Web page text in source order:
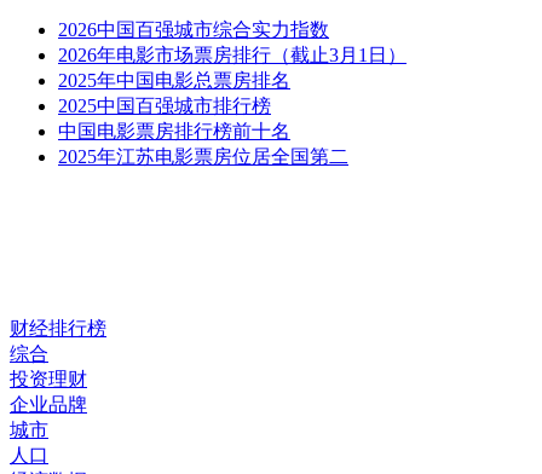
2026中国百强城市综合实力指数
2026年电影市场票房排行（截止3月1日）
2025年中国电影总票房排名
2025中国百强城市排行榜
中国电影票房排行榜前十名
2025年江苏电影票房位居全国第二
财经排行榜
综合
投资理财
企业品牌
城市
人口